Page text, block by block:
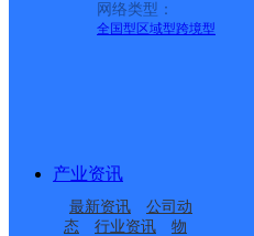
网络类型：
全国型 区域型跨境型
产业资讯
最新资讯
公司动
态
行业资讯
物
口科技大学寄存点分部
山东泰安岱岳区公司荣